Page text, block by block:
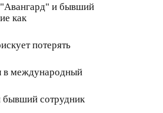
"Авангард" и бывший
как
потерять
в международный
бывший сотрудник